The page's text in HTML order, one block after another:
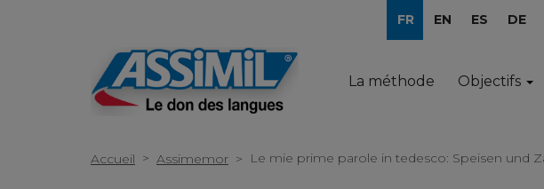
FR EN ES DE
La méthode Objectifs
Accueil > Assimemor > Le mie prime parole in tedesco: Speisen und